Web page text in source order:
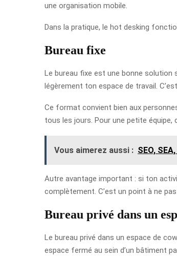
une organisation mobile.
Dans la pratique, le hot desking
Bureau fixe
Le bureau fixe est une bonne solution
légèrement ton espace de travail.
Ce format convient bien aux
tous les jours. Pour une petite
Vous aimerez aussi : SEO,
Autre avantage important : si ton
complètement. C’est un point à ne
Bureau privé dans un
Le bureau privé dans un espace de
espace fermé au sein d’un bâtiment